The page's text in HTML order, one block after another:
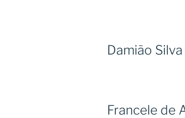
Damião Silva
Francele de